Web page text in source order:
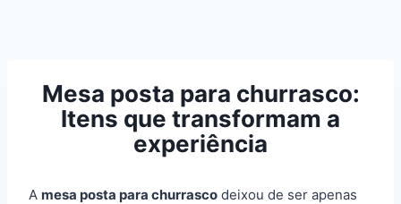
Mesa posta para churrasco:
Itens que transformam a
experiência
A mesa posta para churrasco deixou de ser apenas